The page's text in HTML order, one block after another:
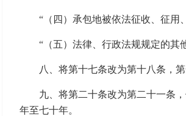
“（四）承包地被依法征收、征用
“（五）法律、行政法规规定的其
八、将第十七条改为第十八条，
九、将第二十条改为第二十一条
年至七十年。